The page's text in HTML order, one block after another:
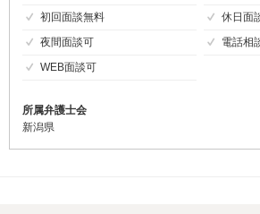
初回面談無料
休日面
夜間面談可
電話相
WEB面談可
所属弁護士会
新潟県